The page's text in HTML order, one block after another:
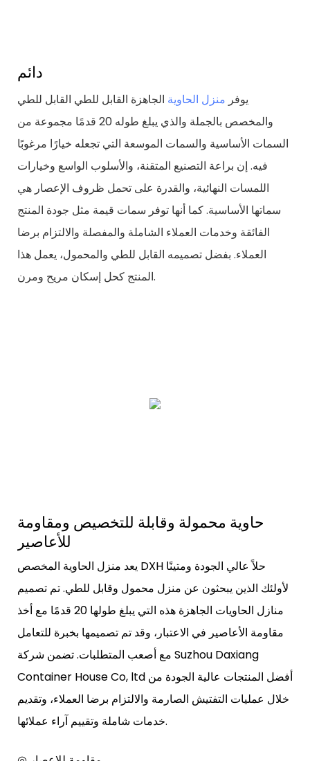
يوفر منزل الحاوية الجاهزة القابل للطي القابل للطي
والمخصص بالجملة والذي يبلغ طوله 20 قدمًا مجموعة من
السمات الأساسية والسمات الموسعة التي تجعله خيارًا مرغوبًا
فيه. إن براعة التصنيع المتقنة، والأسلوب الواسع وخيارات
اللمسات النهائية، والقدرة على تحمل ظروف الإعصار هي
سماتها الأساسية. كما أنها توفر سمات قيمة مثل جودة المنتج
الفائقة وخدمات العملاء الشاملة والمفصلة والالتزام برضا
العملاء. بفضل تصميمه القابل للطي والمحمول، يعمل هذا
المنتج كحل إسكان مريح ومرن.
حاوية محمولة وقابلة للتخصيص ومقاومة
يعد منزل الحاوية المخصص DXH حلاً عالي الجودة ومتينًا
لأولئك الذين يبحثون عن منزل محمول وقابل للطي. تم تصميم
منازل الحاويات الجاهزة هذه التي يبلغ طولها 20 قدمًا مع أخذ
مقاومة الأعاصير في الاعتبار، وقد تم تصميمها بخبرة للتعامل
مع أصعب المتطلبات. تضمن شركة Suzhou Daxiang
Container House Co, ltd أفضل المنتجات عالية الجودة من
خلال عمليات التفتيش الصارمة والالتزام برضا العملاء، وتقديم
خدمات شاملة وتقييم آراء عملائها.